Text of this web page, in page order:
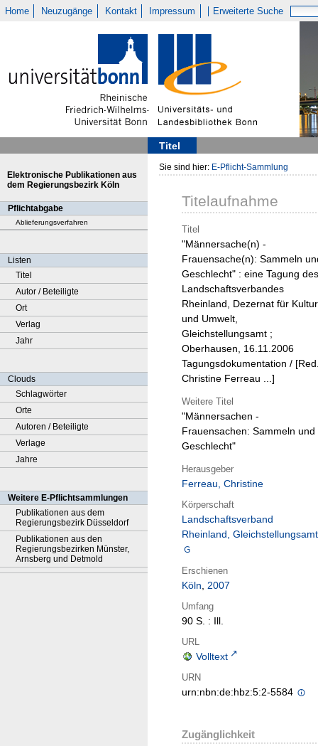
Home Neuzugänge Kontakt Impressum Erweiterte Suche
Titel
Elektronische Publikationen aus
dem Regierungsbezirk Köln
Pflichtabgabe
Ablieferungsverfahren
Listen
Titel
Autor / Beteiligte
Ort
Verlag
Jahr
Clouds
Schlagwörter
Orte
Autoren / Beteiligte
Verlage
Jahre
Weitere E-Pflichtsammlungen
Publikationen aus dem
Regierungsbezirk Düsseldorf
Publikationen aus den
Regierungsbezirken Münster,
Arnsberg und Detmold
Sie sind hier: E-Pflicht-Sammlung
Titelaufnahme
Titel
"Männersache(n) -
Frauensache(n): Sammeln
Geschlecht" : eine Tagung des
Landschaftsverbandes
Rheinland, Dezernat für Kultur
und Umwelt,
Gleichstellungsamt ;
Oberhausen, 16.11.2006
Tagungsdokumentation /
Christine Ferreau ...]
Weitere Titel
"Männersachen -
Frauensachen: Sammeln und
Geschlecht"
Herausgeber
Ferreau, Christine
Körperschaft
Landschaftsverband
Rheinland, Gleichstellungsamt
Erschienen
Köln, 2007
Umfang
90 S. : Ill.
URL
Volltext
URN
urn:nbn:de:hbz:5:2-5584
Zugänglichkeit